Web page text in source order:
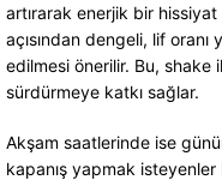
artırarak enerjik bir
açısından dengeli, lif
edilmesi önerilir. Bu, shake
sürdürmeye katkı sağlar.
Akşam saatlerinde ise
kapanış yapmak